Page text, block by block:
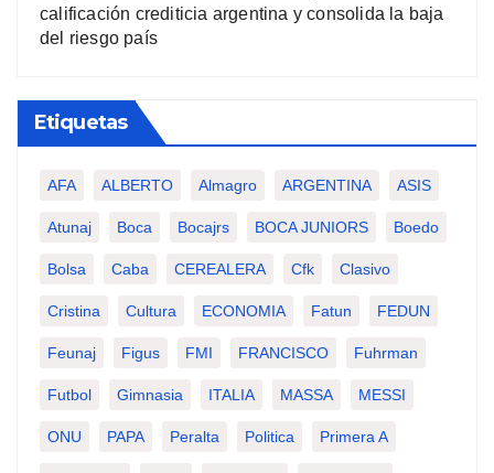
calificación crediticia argentina y consolida la baja
del riesgo país
Etiquetas
AFA ALBERTO Almagro ARGENTINA ASIS
Atunaj Boca Bocajrs BOCA JUNIORS Boedo
Bolsa Caba CEREALERA Cfk Clasivo
Cristina Cultura ECONOMIA Fatun FEDUN
Feunaj Figus FMI FRANCISCO Fuhrman
Futbol Gimnasia ITALIA MASSA MESSI
ONU PAPA Peralta Politica Primera A